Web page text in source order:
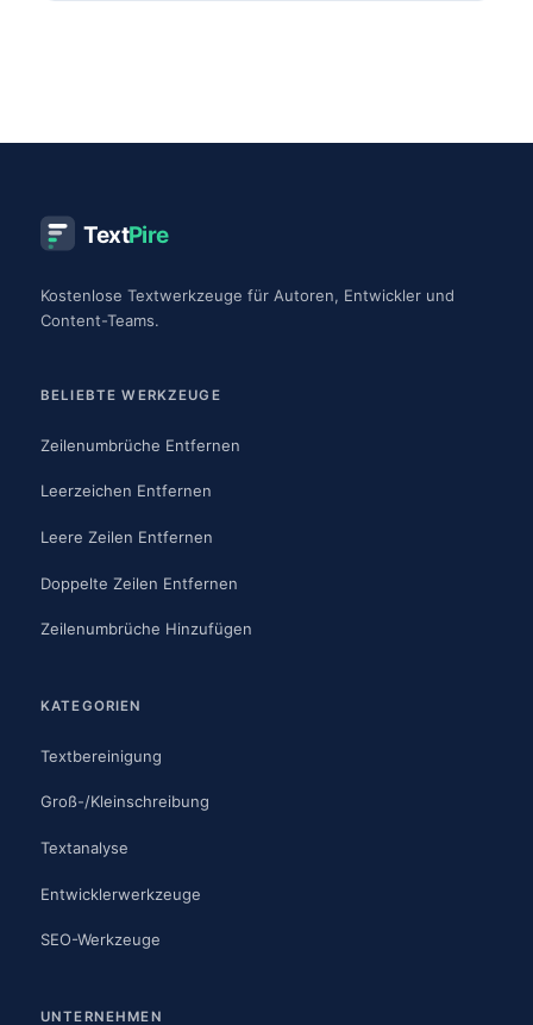
TextPire
Kostenlose Textwerkzeuge für Autoren, Entwickler und
Content-Teams.
BELIEBTE WERKZEUGE
Zeilenumbrüche Entfernen
Leerzeichen Entfernen
Leere Zeilen Entfernen
Doppelte Zeilen Entfernen
Zeilenumbrüche Hinzufügen
KATEGORIEN
Textbereinigung
Groß-/Kleinschreibung
Textanalyse
Entwicklerwerkzeuge
SEO-Werkzeuge
UNTERNEHMEN